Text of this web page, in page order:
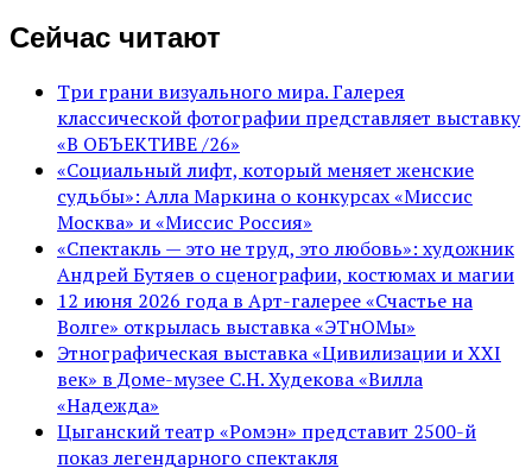
Сейчас читают
Три грани визуального мира. Галерея
классической фотографии представляет выставку
«В ОБЪЕКТИВЕ /26»
«Социальный лифт, который меняет женские
судьбы»: Алла Маркина о конкурсах «Миссис
Москва» и «Миссис Россия»
«Спектакль — это не труд, это любовь»: художник
Андрей Бутяев о сценографии, костюмах и магии
12 июня 2026 года в Арт-галерее «Счастье на
Волге» открылась выставка «ЭТнОМы»
Этнографическая выставка «Цивилизации и ХХI
век» в Доме-музее С.Н. Худекова «Вилла
«Надежда»
Цыганский театр «Ромэн» представит 2500-й
показ легендарного спектакля